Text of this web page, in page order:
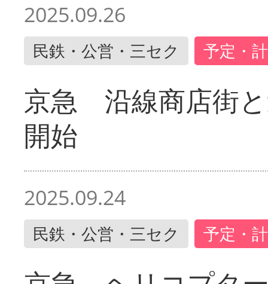
2025.09.26
民鉄・公営・三セク 予定・
京急 沿線商店街
開始
2025.09.24
民鉄・公営・三セク 予定・